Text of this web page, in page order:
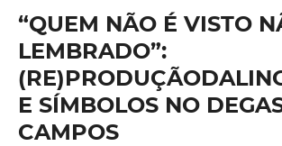
“QUEM NÃO É VISTO
LEMBRADO”:
E SÍMBOLOS NO
CAMPOS